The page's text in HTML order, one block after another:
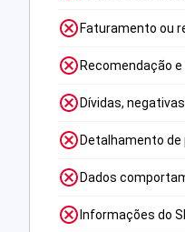
Faturamento ou
Recomendação
Dívidas,
Detalhamento
Dados
Informações do